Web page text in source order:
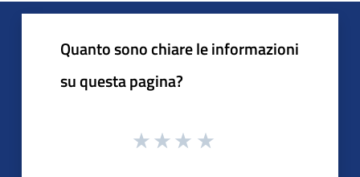
Quanto sono chiare le informazioni
su questa pagina?